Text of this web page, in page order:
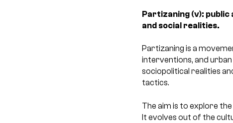
Partizaning (v):
and social realities.
Partizaning is a
interventions, and
sociopolitical realities
tactics.
The aim is to explore
It evolves out of the